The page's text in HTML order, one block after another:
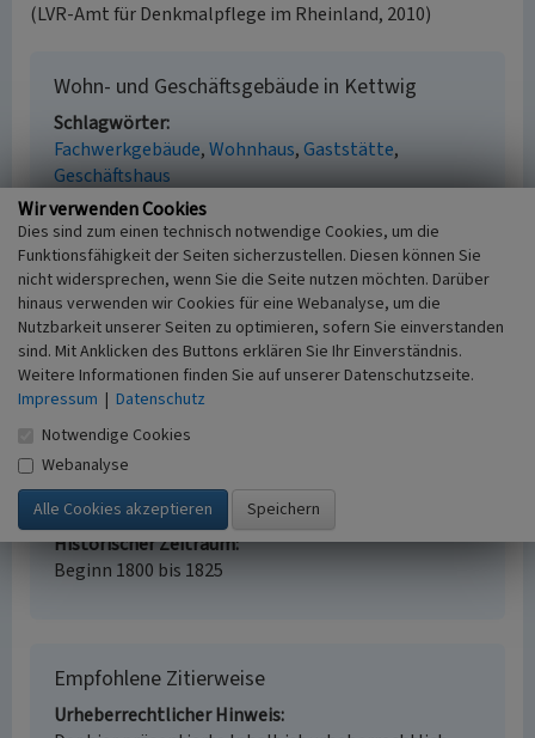
(LVR-Amt für Denkmalpflege im Rheinland, 2010)
Wohn- und Geschäftsgebäude in Kettwig
Schlagwörter
Fachwerkgebäude Wohnhaus Gaststätte
Geschäftshaus
Straße / Hausnummer
Am Mühlengraben 2-4
Ort
45219 Essen - Kettwig
Gesetzlich geschütztes Kulturdenkmal
Kein
Fachsicht(en)
Kulturlandschaftspflege, Denkmalpflege
Erfassungsmaßstab
i.d.R. 1:5.000 (größer als 1:20.000)
Erfassungsmethode
Literaturauswertung, Geländebegehung/-
kartierung, Archivauswertung
Historischer Zeitraum
Beginn 1800 bis 1825
Empfohlene Zitierweise
Urheberrechtlicher Hinweis
Wir verwenden Cookies
Dies sind zum einen technisch notwendige Cookies, um die
Funktionsfähigkeit der Seiten sicherzustellen. Diesen können Sie
nicht widersprechen, wenn Sie die Seite nutzen möchten. Darüber
hinaus verwenden wir Cookies für eine Webanalyse, um die
Nutzbarkeit unserer Seiten zu optimieren, sofern Sie einverstanden
sind. Mit Anklicken des Buttons erklären Sie Ihr Einverständnis.
Weitere Informationen finden Sie auf unserer Datenschutzseite.
Impressum | Datenschutz
Notwendige Cookies
Webanalyse